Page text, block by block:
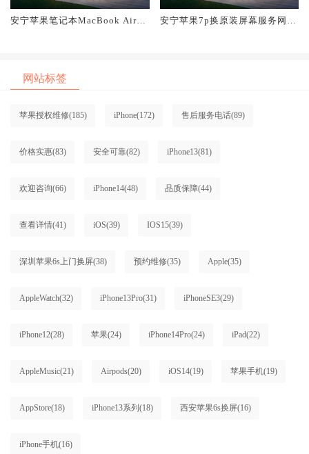
安宁苹果笔记本MacBook Air换
安宁苹果7p换原装屏幕服务网点
网站标签
苹果授权维修(185) iPhone(172) 售后服务电话(89)
价格实惠(83) 安全可靠(82) iPhone13(81)
欢迎咨询(66) iPhone14(48) 品质保障(44)
查看详情(41) iOS(39) IOS15(39)
深圳苹果6s上门换屏(38) 预约维修(35) Apple(35)
AppleWatch(32) iPhone13Pro(31) iPhoneSE3(29)
iPhone12(28) 苹果(24) iPhone14Pro(24) iPad(22)
AppleMusic(21) Airpods(20) iOS14(19) 苹果手机(19)
AppStore(18) iPhone13系列 (18) 西安苹果6s换屏(16)
iPhone手机(16)